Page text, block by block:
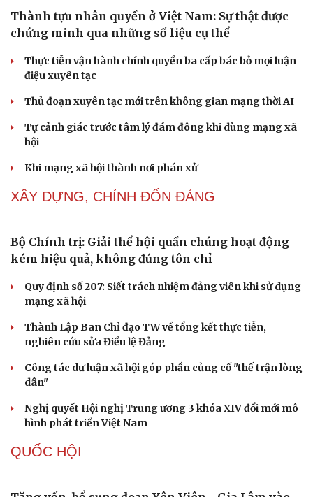
Cải chính
Thành tựu nhân quyền ở Việt Nam: Sự thật được
Thủ đoạn xuyên tạc mới trên không gian mạng thời AI
hội
Khi mạng xã hội thành nơi phán xử
XÂY DỰNG, CHỈNH ĐỐN ĐẢNG